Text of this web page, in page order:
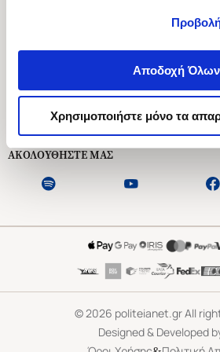
Αποδοχή Όλων
Χρησιμοποιήστε μόνο τα
Ασκληπιού 1-3, Αθήνα
Δευτέρα - Παρασκευή
Εξυπηρέτηση Πελατών
ΑΚΟΛΟΥΘΗΣΤΕ ΜΑΣ
©2026 politeianet.gr All
Designed & Developed